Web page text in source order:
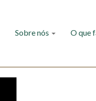
Sobre nós O que